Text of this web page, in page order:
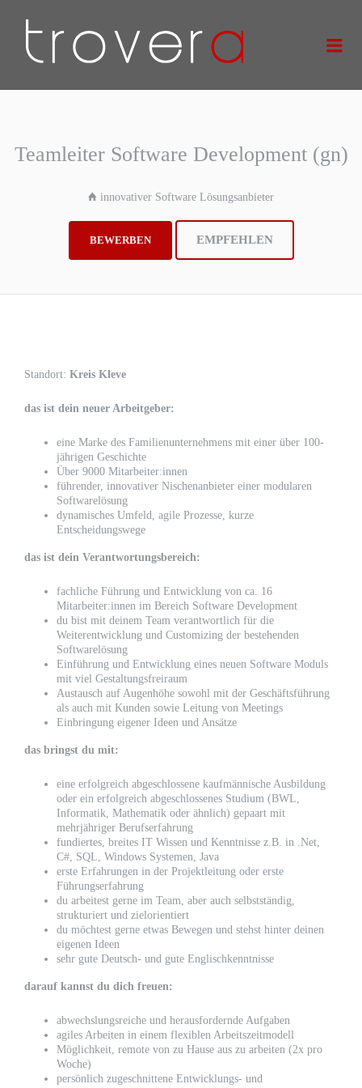
Teamleiter Software Development (gn)
innovativer Software Lösungsanbieter
EMPFEHLEN
Standort: Kreis Kleve
das ist dein neuer Arbeitgeber:
eine Marke des Familienunternehmens mit einer über 100-
jährigen Geschichte
Über 9000 Mitarbeiter:innen
führender, innovativer Nischenanbieter einer modularen
Softwarelösung
dynamisches Umfeld, agile Prozesse, kurze
Entscheidungswege
das ist dein Verantwortungsbereich:
fachliche Führung und Entwicklung von ca. 16
Mitarbeiter:innen im Bereich Software Development
du bist mit deinem Team verantwortlich für die
Weiterentwicklung und Customizing der bestehenden
Softwarelösung
Einführung und Entwicklung eines neuen Software Moduls
mit viel Gestaltungsfreiraum
Austausch auf Augenhöhe sowohl mit der Geschäftsführung
als auch mit Kunden sowie Leitung von Meetings
Einbringung eigener Ideen und Ansätze
das bringst du mit:
eine erfolgreich abgeschlossene kaufmännische Ausbildung
oder ein erfolgreich abgeschlossenes Studium (BWL,
Informatik, Mathematik oder ähnlich) gepaart mit
mehrjähriger Berufserfahrung
fundiertes, breites IT Wissen und Kenntnisse z.B. in .Net,
C#, SQL, Windows Systemen, Java
erste Erfahrungen in der Projektleitung oder erste
Führungserfahrung
du arbeitest gerne im Team, aber auch selbstständig,
strukturiert und zielorientiert
du möchtest gerne etwas Bewegen und stehst hinter deinen
eigenen Ideen
sehr gute Deutsch- und gute Englischkenntnisse
darauf kannst du dich freuen:
abwechslungsreiche und herausfordernde Aufgaben
agiles Arbeiten in einem flexiblen Arbeitszeitmodell
Möglichkeit, remote von zu Hause aus zu arbeiten (2x pro
Woche)
persönlich zugeschnittene Entwicklungs- und